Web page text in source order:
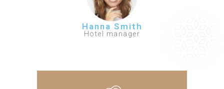
Hanna Smith
Hotel manager